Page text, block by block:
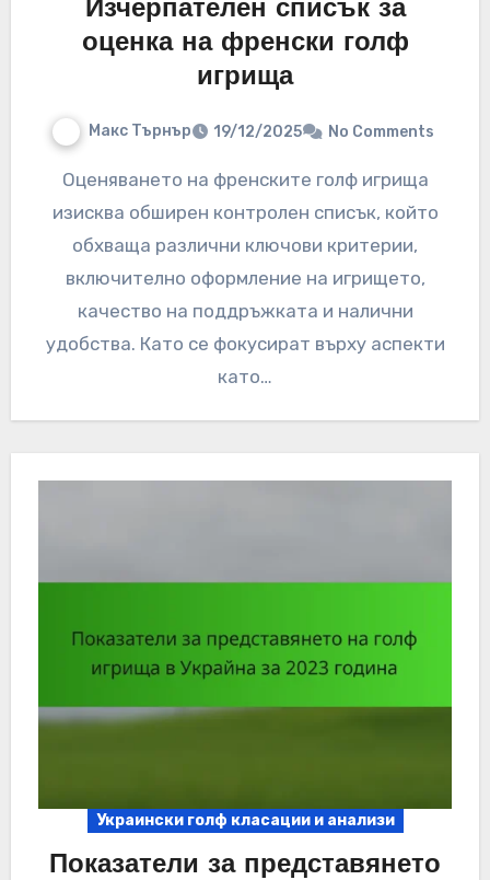
Изчерпателен списък за
оценка на френски голф
игрища
Макс Търнър 19/12/2025 No Comments
Оценяването на френските голф игрища
изисква обширен контролен списък, който
обхваща различни ключови критерии,
включително оформление на игрището,
качество на поддръжката и налични
удобства. Като се фокусират върху аспекти
като…
Украински голф класации и анализи
Показатели за представянето